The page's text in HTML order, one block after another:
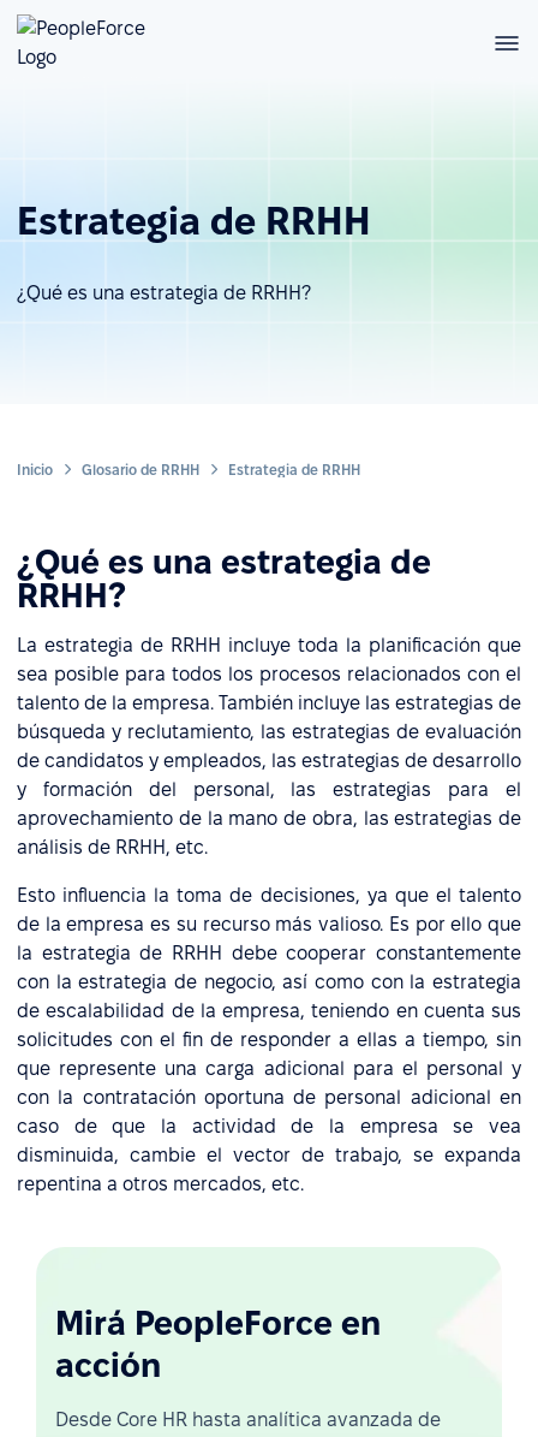
Estrategia de RRHH
¿Qué es una estrategia de RRHH?
Inicio Glosario de RRHH Estrategia de RRHH
¿Qué es una estrategia de
RRHH?
La estrategia de RRHH incluye toda la planificación que
sea posible para todos los procesos relacionados con el
talento de la empresa. También incluye las estrategias de
búsqueda y reclutamiento, las estrategias de evaluación
de candidatos y empleados, las estrategias de desarrollo
y formación del personal, las estrategias para el
aprovechamiento de la mano de obra, las estrategias de
análisis de RRHH, etc.
Esto influencia la toma de decisiones, ya que el talento
de la empresa es su recurso más valioso. Es por ello que
la estrategia de RRHH debe cooperar constantemente
con la estrategia de negocio, así como con la estrategia
de escalabilidad de la empresa, teniendo en cuenta sus
solicitudes con el fin de responder a ellas a tiempo, sin
que represente una carga adicional para el personal y
con la contratación oportuna de personal adicional en
caso de que la actividad de la empresa se vea
disminuida, cambie el vector de trabajo, se expanda
repentina a otros mercados, etc.
Mirá PeopleForce en
acción
Desde Core HR hasta analítica avanzada de